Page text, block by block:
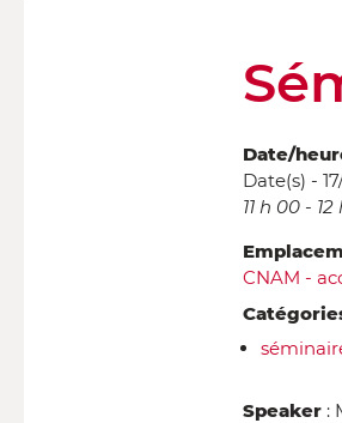
Date/
Date(s) -
11 h 00 -
CNAM -
Speaker :